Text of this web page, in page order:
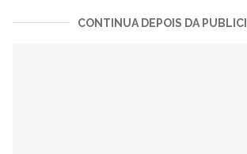
CONTINUA DEPOIS DA